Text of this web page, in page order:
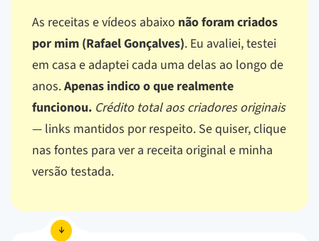
As receitas e vídeos abaixo não foram criados
por mim (Rafael Gonçalves). Eu avaliei, testei
em casa e adaptei cada uma delas ao longo de
anos.Apenas indico o que realmente
funcionou. Crédito total aos criadores originais
— links mantidos por respeito. Se quiser, clique
nas fontes para ver a receita original e minha
versão testada.